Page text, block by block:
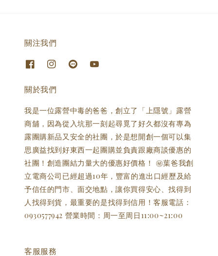
關注我們
關於我們
我是一位露營中毒的爸爸，創立了「上隱號」露營
商舖，因為從入坑那一刻起尋覓了好久都沒有專為
露團購新品又安全的社團，於是想開創一個可以集
思廣益找到好東西一起團購並負責跟廠商談優惠的
社團！創造團結力量大的優惠好價格！ ㊙️葉爸我創
立電商公司已經超過10年，豐富的進出口經歷及給
予信任的門市、面交地點，讓你買得安心、找得到
人找得到貨，最重要的是找得到信用！客服電話：
0930577942 營業時間：周一至周日11:00~21:00
客服服務